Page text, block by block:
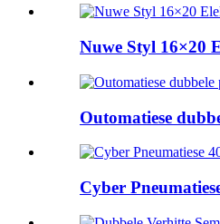
Nuwe Styl 16×20
Outomatiese
Cyber